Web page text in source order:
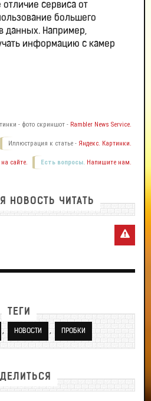
отличие сервиса от
большего
данных. Например,
информацию с камер
- фото скриншот - Rambler News Service.
Иллюстрация к статье - Яндекс. Картинки.
Есть вопросы. Напишите нам.
сайте.
НОВОСТЬ ЧИТАТЬ
ТЕГИ
, НОВОСТИ , ПРОБКИ